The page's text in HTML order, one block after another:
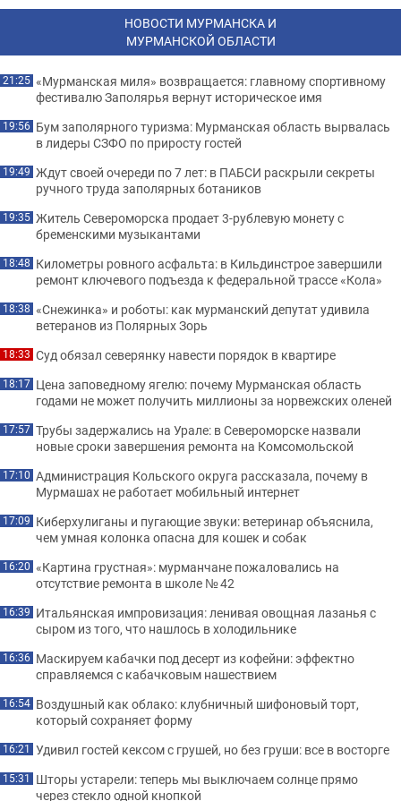
НОВОСТИ МУРМАНСКА И
МУРМАНСКОЙ ОБЛАСТИ
21:25 «Мурманская миля» возвращается: главному спортивному
фестивалю Заполярья вернут историческое имя
19:56 Бум заполярного туризма: Мурманская область вырвалась
в лидеры СЗФО по приросту гостей
19:49 Ждут своей очереди по 7 лет: в ПАБСИ раскрыли секреты
ручного труда заполярных ботаников
19:35 Житель Североморска продает 3-рублевую монету с
бременскими музыкантами
18:48 Километры ровного асфальта: в Кильдинстрое завершили
ремонт ключевого подъезда к федеральной трассе «Кола»
18:38 «Снежинка» и роботы: как мурманский депутат удивила
ветеранов из Полярных Зорь
18:33 Суд обязал северянку навести порядок в квартире
18:17 Цена заповедному ягелю: почему Мурманская область
годами не может получить миллионы за норвежских оленей
17:57 Трубы задержались на Урале: в Североморске назвали
новые сроки завершения ремонта на Комсомольской
17:10 Администрация Кольского округа рассказала, почему в
Мурмашах не работает мобильный интернет
17:09 Киберхулиганы и пугающие звуки: ветеринар объяснила,
чем умная колонка опасна для кошек и собак
16:20 «Картина грустная»: мурманчане пожаловались на
отсутствие ремонта в школе № 42
16:39 Итальянская импровизация: ленивая овощная лазанья с
сыром из того, что нашлось в холодильнике
16:36 Маскируем кабачки под десерт из кофейни: эффектно
справляемся с кабачковым нашествием
16:54 Воздушный как облако: клубничный шифоновый торт,
который сохраняет форму
16:21 Удивил гостей кексом с грушей, но без груши: все в восторге
15:31 Шторы устарели: теперь мы выключаем солнце прямо
через стекло одной кнопкой